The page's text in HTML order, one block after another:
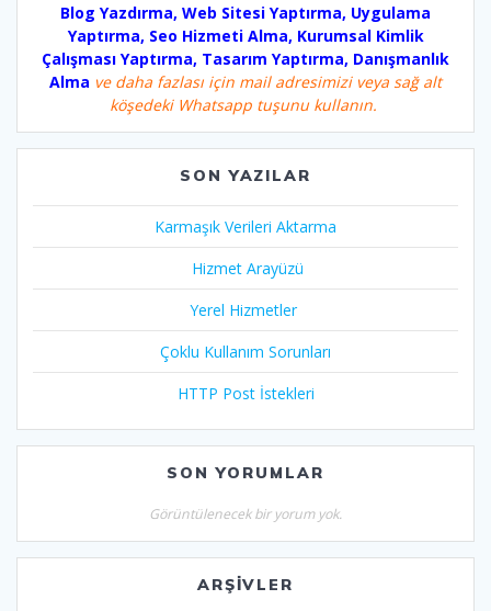
Blog Yazdırma, Web Sitesi Yaptırma, Uygulama
Yaptırma, Seo Hizmeti Alma, Kurumsal Kimlik
Çalışması Yaptırma, Tasarım Yaptırma, Danışmanlık
Alma ve daha fazlası için mail adresimizi veya sağ alt
köşedeki Whatsapp tuşunu kullanın.
SON YAZILAR
Karmaşık Verileri Aktarma
Hizmet Arayüzü
Yerel Hizmetler
Çoklu Kullanım Sorunları
HTTP Post İstekleri
SON YORUMLAR
Görüntülenecek bir yorum yok.
ARŞIVLER